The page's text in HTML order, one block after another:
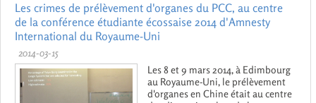
Les crimes de prélèvement d'organes du PCC, au centre
de la conférence étudiante écossaise 2014 d'Amnesty
International du Royaume-Uni
2014-03-15
Les 8 et 9 mars 2014, à Edimbourg
au Royaume-Uni, le prélèvement
d'organes en Chine était au centre